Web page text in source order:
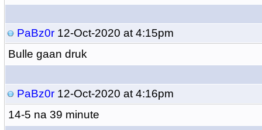
PaBz0r12-Oct-2020 at 4:15pm
Bulle gaan druk
PaBz0r12-Oct-2020 at 4:16pm
14-5 na 39 minute